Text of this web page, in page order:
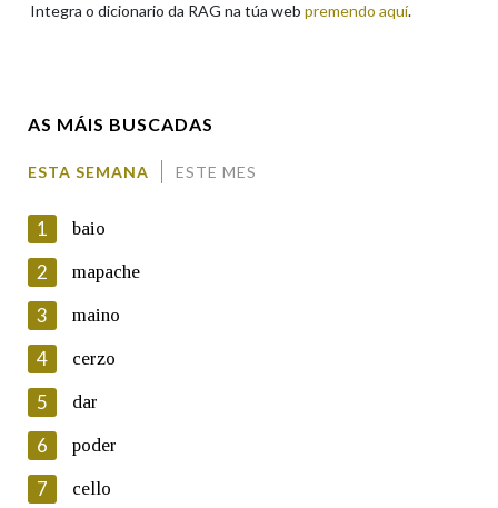
En cumprimento da normativa vixente en materia de
Protección de Datos de Carácter Persoal, a Real Academia
Galega informa a aqueles usuarios que faciliten o seu correo
electrónico, así como calquera outra información de carácter
persoal, que estes datos serán obxecto de tratamento
automatizado de carácter confidencial e incorporados aos seus
ficheiros informáticos. Así mesmo, os usuarios poderán exercer o
seu dereito de acceso, rectificación, oposición e cancelación dos
seus datos poñéndose en contacto connosco.
Integra o dicionario da RAG na túa web premendo aquí.
AS MÁIS BUSCADAS
ESTA SEMANA ESTE MES
1 baio
2 mapache
3 maino
4 cerzo
5 dar
6 poder
7 cello